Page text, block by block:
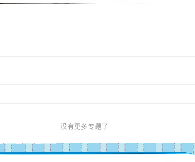
没有更多专题了